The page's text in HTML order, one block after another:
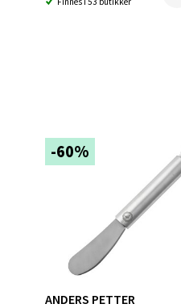
-60%
ANDERS PETTER